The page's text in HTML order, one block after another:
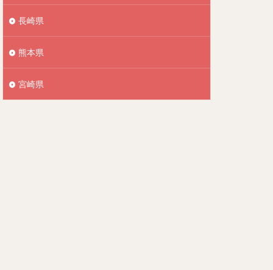
長崎県
熊本県
宮崎県